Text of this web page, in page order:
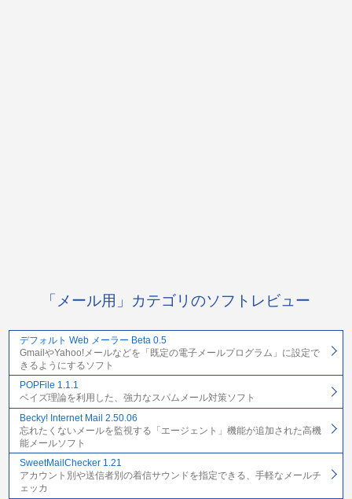
「メール用」カテゴリのソフトレビュー
デフォルト Web メーラー Beta 0.5
GmailやYahoo!メールなどを「既定の電子メールプログラム」に設定で
きるようにするソフト
POPFile 1.1.1
ベイズ理論を利用した、強力なスパムメール対策ソフト
Becky! Internet Mail 2.50.06
忘れたくないメールを監視する「エージェント」機能が追加された高機
能メールソフト
SweetMailChecker 1.21
アカウント別や送信者別の着信サウンドを指定できる、手軽なメールチ
ェッカ